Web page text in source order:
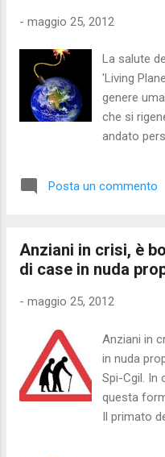
2011, è
volume di
dispetto del
attività in
corrono, lo
- maggio 25, 2012
La salute
'Living
genere
che si
andato
quante se
del 60%
del 'Living
l'Agenzia
occasione
Sviluppo
Rio de
Festa
Posta un commento
Anziani in crisi, è
di case in nuda
- maggio 25, 2012
Anziani in
in nuda
Spi-Cgil. In
questa
Il primato